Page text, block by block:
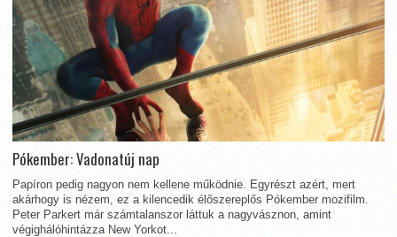
Pókember: Vadonatúj nap
Papíron pedig nagyon nem kellene működnie. Egyrészt azért, mert
akárhogy is nézem, ez a kilencedik élőszereplős Pókember mozifilm.
Peter Parkert már számtalanszor láttuk a nagyvásznon, amint
végighálóhintázza New Yorkot...